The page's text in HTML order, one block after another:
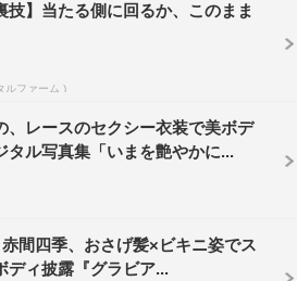
技】当たる側に回るか、このまま
ルファーム )
、レースのセクシー衣装で美ボデ
ル写真集「いまを艶やかに...
間四季、おさげ髪×ビキニ姿でス
ディ披露『グラビア...